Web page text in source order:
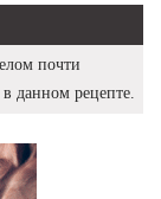
почти
данном рецепте.